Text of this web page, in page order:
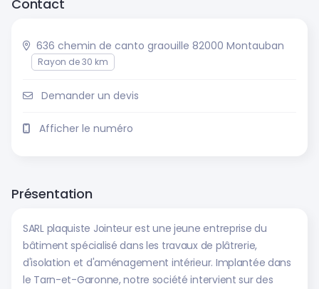
Contact
636 chemin de canto graouille 82000 Montauban
Rayon de 30 km
Demander un devis
Afficher le numéro
Présentation
SARL plaquiste Jointeur est une jeune entreprise du
bâtiment spécialisé dans les travaux de plâtrerie,
d'isolation et d'aménagement intérieur. Implantée dans
le Tarn-et-Garonne, notre société intervient sur des